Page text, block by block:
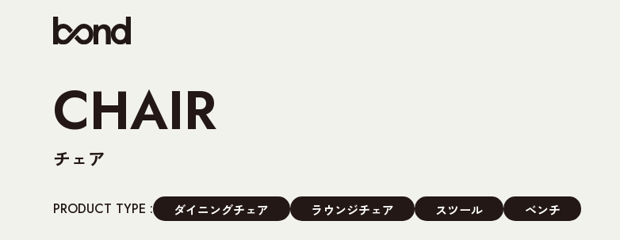
CHAIR
チェア
PRODUCT TYPE : ダイニングチェア ラウンジチェア スツール ベンチ